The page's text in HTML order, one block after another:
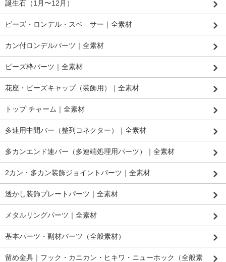
誕生石（1月〜12月）
ビーズ・ロンデル・スベ―サー｜全素材
カン付ロンデルパーツ｜全素材
ビーズ枠パーツ｜全素材
花座・ビーズキャップ（装飾用）｜全素材
トップ チャーム｜全素材
多連用中間バー（整列コネクター）｜全素材
多カンエンド連バー（多連端処理用パーツ）｜全素材
2カン・多カン装飾ジョイントパーツ｜全素材
透かし装飾プレートパーツ｜全素材
メタルリングパーツ｜全素材
基本パーツ・副材パーツ（全般素材）
留め金具｜フック・カニカン・ヒキワ・ニューホック（全般素